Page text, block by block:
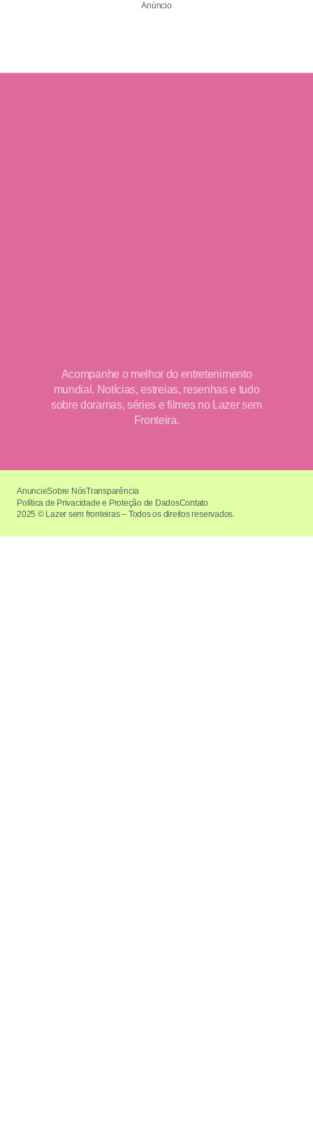
Anúncio
Acompanhe o melhor do entretenimento
mundial. Notícias, estreias, resenhas e tudo
sobre doramas, séries e filmes no Lazer sem
Fronteira.
2025 © Lazer sem fronteiras – Todos os direitos reservados.
AnuncieSobre NósTransparência
Política de Privacidade e Proteção de DadosContato